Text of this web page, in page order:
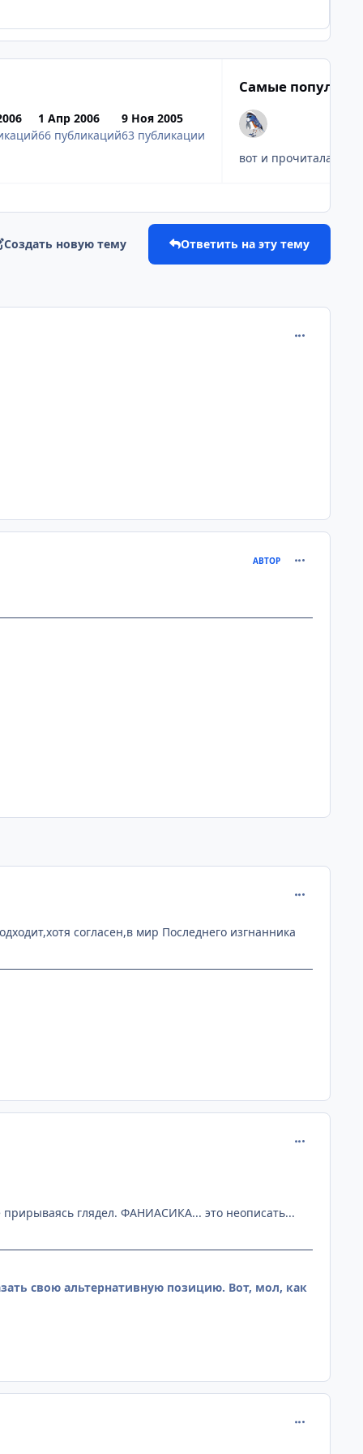
1 Апр 2006
66 публикаций
9 Ноя 2005
63 публикации
Самые
вот и прочитала всю
Создать новую тему Ответить на эту тему
comment_210
АВТОР comment_267
согласен,в мир Последнего изгнанника
прирываясь глядел. ФАНИАСИКА... это неописать...
свою альтернативную позицию. Вот, мол, как